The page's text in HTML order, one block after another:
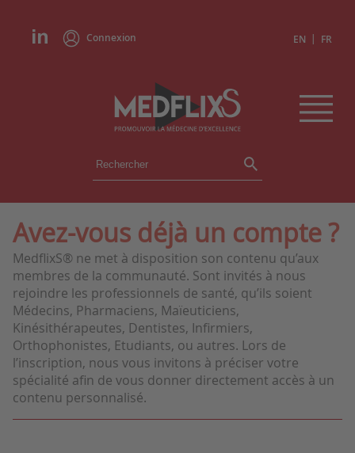
Connexion EN | FR
ÉVÉNEMENTS
INSTITUTIONS
ACADÉMIES
EXPERTS
REVUES DE PRESSE
CONGRÈS EN RÉSUMÉ
Avez-vous déjà un compte ?
MedflixS® ne met à disposition son contenu qu’aux
membres de la communauté. Sont invités à nous
rejoindre les professionnels de santé, qu’ils soient
Médecins, Pharmaciens, Maïeuticiens,
Kinésithérapeutes, Dentistes, Infirmiers,
Orthophonistes, Etudiants, ou autres. Lors de
l’inscription, nous vous invitons à préciser votre
spécialité afin de vous donner directement accès à un
contenu personnalisé.